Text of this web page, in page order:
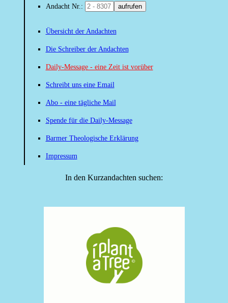
Andacht Nr.: aufrufen
Übersicht der Andachten
Die Schreiber der Andachten
Daily-Message - eine Zeit ist vorüber
Schreibt uns eine Email
Abo - eine tägliche Mail
Spende für die Daily-Message
Barmer Theologische Erklärung
Impressum
In den Kurzandachten suchen: